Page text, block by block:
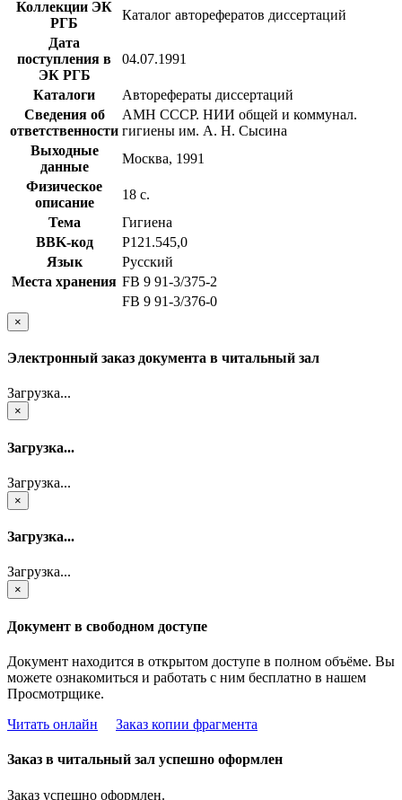
Коллекции ЭК
РГБ
Каталог авторефератов диссертаций
Дата
поступления в
ЭК РГБ
04.07.1991
Каталоги
Авторефераты диссертаций
Сведения об
ответственности
АМН СССР. НИИ общей и коммунал.
гигиены им. А. Н. Сысина
Выходные
данные
Москва, 1991
Физическое
описание
18 с.
Тема
Гигиена
BBK-код
Р121.545,0
Язык
Русский
Места хранения FB 9 91-3/375-2
FB 9 91-3/376-0
×
Электронный заказ документа в читальный зал
Загрузка...
×
Загрузка...
Загрузка...
×
Загрузка...
Загрузка...
×
Документ в свободном доступе
Документ находится в открытом доступе в полном объёме. Вы
можете ознакомиться и работать с ним бесплатно в нашем
Просмотрщике.
Читать онлайн
Заказ копии фрагмента
Заказ в читальный зал успешно оформлен
Заказ успешно оформлен.